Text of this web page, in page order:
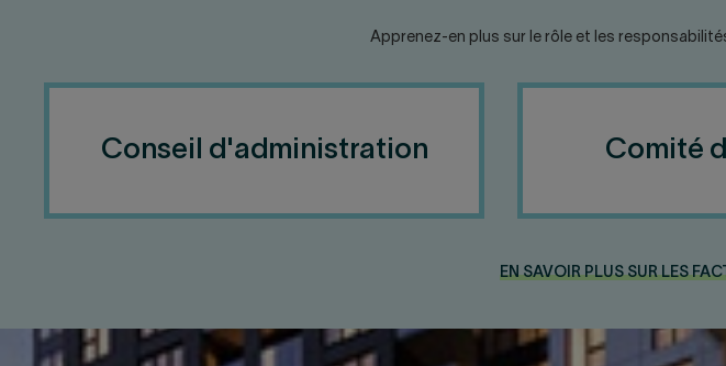
Apprenez-en plus sur le rôle et les
Conseil d'administration Comité
EN SAVOIR PLUS SUR LES